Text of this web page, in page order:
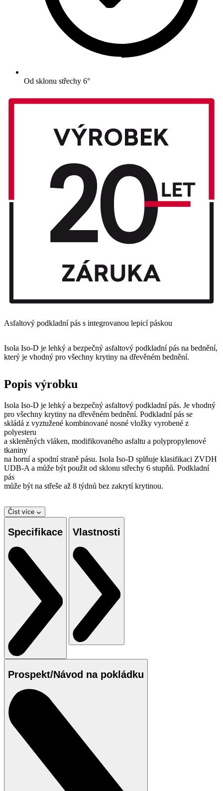
Od sklonu střechy 6°
Asfaltový podkladní pás s integrovanou lepicí páskou
Isola Iso-D je lehký a bezpečný asfaltový podkladní pás na bednění,
který je vhodný pro všechny krytiny na dřevěném bednění.
Popis výrobku
Isola Iso-D je lehký a bezpečný asfaltový podkladní pás. Je vhodný
pro všechny krytiny na dřevěném bednění. Podkladní pás se
skládá z vyztužené kombinované nosné vložky vyrobené z
polyesteru
a skleněných vláken, modifikovaného asfaltu a polypropylenové
tkaniny
na horní a spodní straně pásu. Isola Iso-D splňuje klasifikaci ZVDH
UDB-A a může být použit od sklonu střechy 6 stupňů. Podkladní
pás
může být na střeše až 8 týdnů bez zakrytí krytinou.
Číst více
Specifikace Vlastnosti
Prospekt/Návod na pokládku